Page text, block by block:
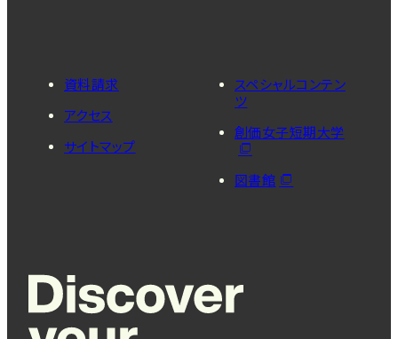
資料請求
アクセス
サイトマップ
スペシャルコンテン
ツ
創価女子短期大学
図書館